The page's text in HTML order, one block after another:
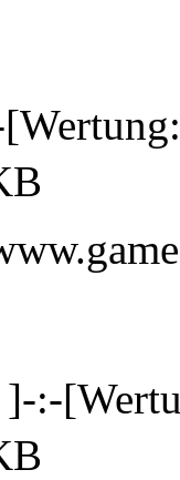
]-:-